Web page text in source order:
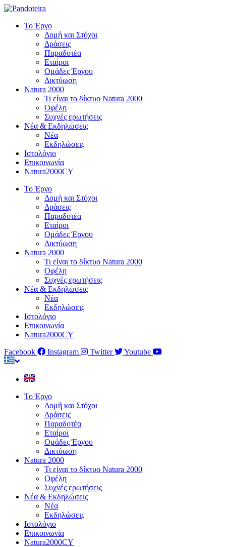
Το Έργο
Δομή και Στόχοι
Δράσεις
Παραδοτέα
Εταίροι
Ομάδες Έργου
Δικτύωση
Natura 2000
Τι είναι το δίκτυο Natura 2000
Οφέλη
Συχνές ερωτήσεις
Νέα & Εκδηλώσεις
Νέα
Εκδηλώσεις
Ιστολόγιο
Επικοινωνία
Natura2000CY
Το Έργο
Δομή και Στόχοι
Δράσεις
Παραδοτέα
Εταίροι
Ομάδες Έργου
Δικτύωση
Natura 2000
Τι είναι το δίκτυο Natura 2000
Οφέλη
Συχνές ερωτήσεις
Νέα & Εκδηλώσεις
Νέα
Εκδηλώσεις
Ιστολόγιο
Επικοινωνία
Natura2000CY
Facebook
Instagram Twitter Youtube
Το Έργο
Δομή και Στόχοι
Δράσεις
Παραδοτέα
Εταίροι
Ομάδες Έργου
Δικτύωση
Natura 2000
Τι είναι το δίκτυο Natura 2000
Οφέλη
Συχνές ερωτήσεις
Νέα & Εκδηλώσεις
Νέα
Εκδηλώσεις
Ιστολόγιο
Επικοινωνία
Natura2000CY